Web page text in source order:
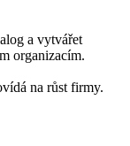
a vytvářet
organizacím.
na růst firmy.